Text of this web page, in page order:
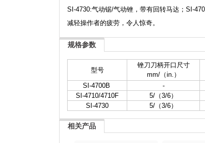
SI-4730:气动锯/气动锉，带有回转马达；SI-
减轻操作者的疲劳，令人惊奇。
规格参数
型号
锉刀刀柄开口尺寸
mm/（in.）
SI-4700B
-
SI-4710/4710F
5/（3/6）
SI-4730
5/（3/6）
相关产品